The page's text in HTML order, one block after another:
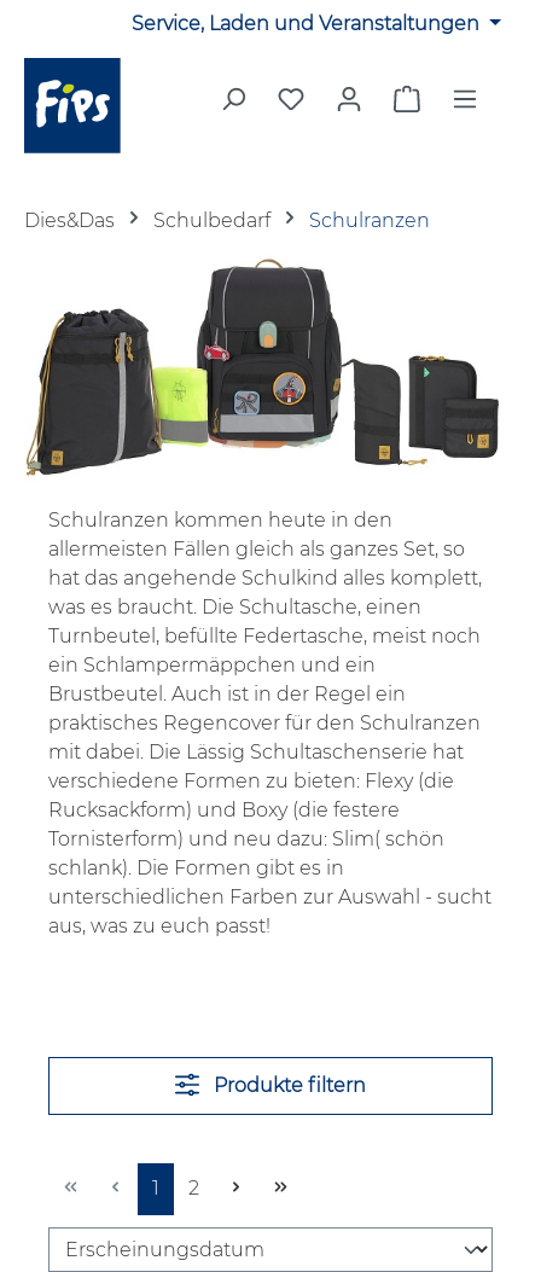
Zum Hauptinhalt springenService, Laden und Veranstaltungen
Du hast 0 Produkte auf
Warenkorb
Dies&Das Schulbedarf Schulranzen
Schulranzen kommen heute in den
allermeisten Fällen gleich als ganzes Set, so
hat das angehende Schulkind alles komplett,
was es braucht. Die Schultasche, einen
Turnbeutel, befüllte Federtasche, meist noch
ein Schlampermäppchen und ein
Brustbeutel. Auch ist in der Regel ein
praktisches Regencover für den Schulranzen
mit dabei. Die Lässig Schultaschenserie hat
verschiedene Formen zu bieten: Flexy (die
Rucksackform) und Boxy (die festere
Tornisterform) und neu dazu: Slim( schön
schlank). Die Formen gibt es in
unterschiedlichen Farben zur Auswahl - sucht
aus, was zu euch passt!
Produkte filtern
Seite
1 Seite
2